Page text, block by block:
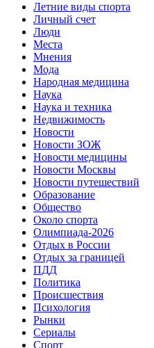
Летние виды спорта
Личный счет
Люди
Места
Мнения
Мода
Народная медицина
Наука
Наука и техника
Недвижимость
Новости
Новости ЗОЖ
Новости медицины
Новости Москвы
Новости путешествий
Образование
Общество
Около спорта
Олимпиада-2026
Отдых в России
Отдых за границей
ПДД
Политика
Происшествия
Психология
Рынки
Сериалы
Спорт